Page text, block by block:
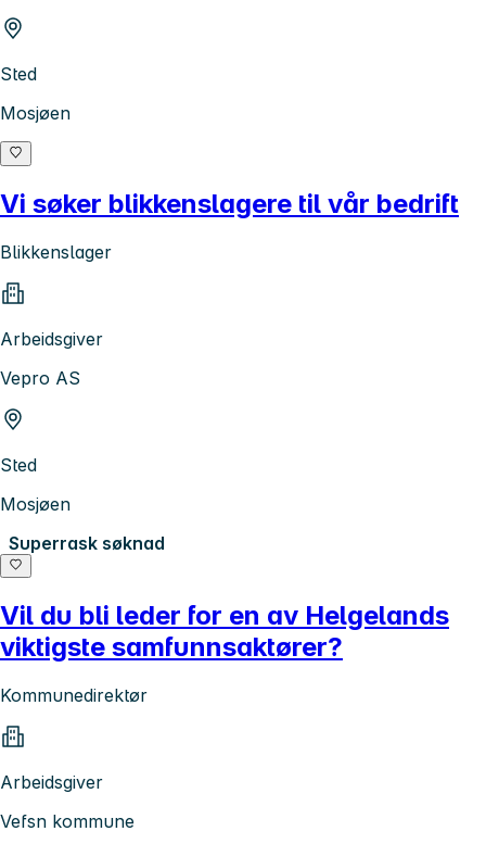
Sted
Mosjøen
Vi søker blikkenslagere til vår bedrift
Blikkenslager
Arbeidsgiver
Vepro AS
Sted
Mosjøen
Superrask søknad
Vil du bli leder for en av Helgelands
viktigste samfunnsaktører?
Kommunedirektør
Arbeidsgiver
Vefsn kommune